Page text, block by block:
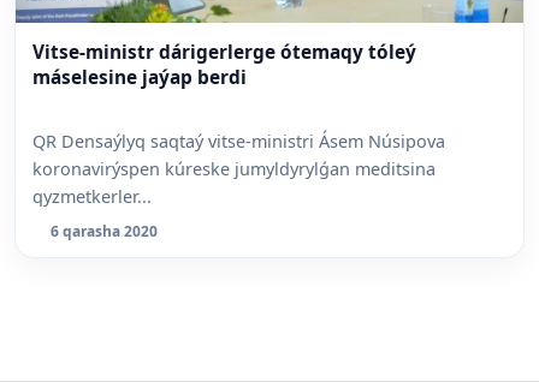
Vitse-ministr dárigerlerge ótemaqy tóleý
máselesine jaýap berdi
QR Densaýlyq saqtaý vitse-ministri Ásem Núsipova
koronavirýspen kúreske jumyldyrylǵan meditsina
qyzmetkerler...
6 qarasha 2020